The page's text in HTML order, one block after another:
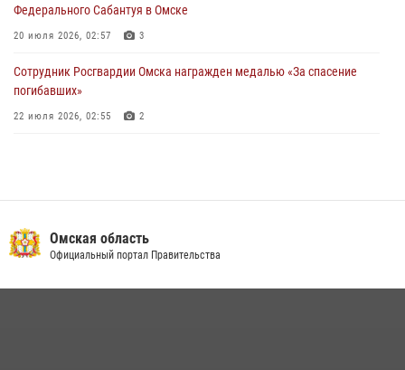
Федерального Сабантуя в Омске
20 июля 2026, 02:57 3
Сотрудник Росгвардии Омска награжден медалью «За спасение
погибавших»
22 июля 2026, 02:55 2
Росгвардейцы приняли участие в крестном ходе в День крещения
Руси в Омске
Омская область
Официальный портал Правительства